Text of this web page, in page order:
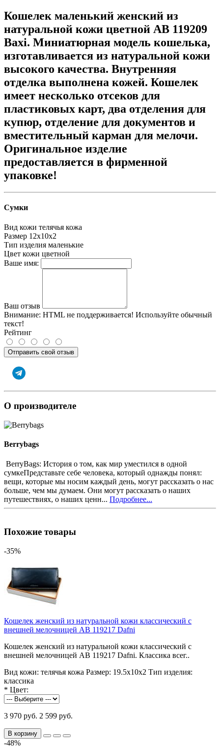
Кошелек маленький женский из
натуральной кожи цветной AB 119209
Baxi. Миниатюрная модель кошелька,
изготавливается из натуральной кожи
высокого качества. Внутренняя
отделка выполнена кожей. Кошелек
имеет несколько отсеков для
пластиковых карт, два отделения для
купюр, отделение для документов и
вместительный карман для мелочи.
Оригинальное изделие
предоставляется в фирменной
упаковке!
Сумки
Вид кожи телячья кожа
Размер 12х10х2
Тип изделия маленькие
Цвет кожи цветной
Ваше имя:
Ваш отзыв
Внимание: HTML не поддерживается! Используйте обычный
текст!
Рейтинг
Отправить свой отзыв
О производителе
Berrybags
BerryBags: История о том, как мир уместился в одной
сумкеПредставьте себе человека, который однажды понял:
вещи, которые мы носим каждый день, могут рассказать о нас
больше, чем мы думаем. Они могут рассказать о наших
путешествиях, о наших ценн... Подробнее...
Похожие товары
-35%
Кошелек женский из натуральной кожи классический с
внешней мелочницей AB 119217 Dafni
Кошелек женский из натуральной кожи классический с
внешней мелочницей AB 119217 Dafni. Классика всег..
Вид кожи: телячья кожа Размер: 19.5х10х2 Тип изделия:
классика
* Цвет:
3 970 руб. 2 599 руб.
В корзину
-48%